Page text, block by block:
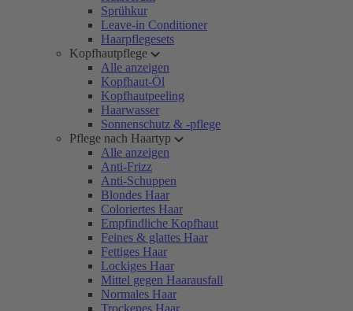
Sprühkur
Leave-in Conditioner
Haarpflegesets
Kopfhautpflege
Alle anzeigen
Kopfhaut-Öl
Kopfhautpeeling
Haarwasser
Sonnenschutz & -pflege
Pflege nach Haartyp
Alle anzeigen
Anti-Frizz
Anti-Schuppen
Blondes Haar
Coloriertes Haar
Empfindliche Kopfhaut
Feines & glattes Haar
Fettiges Haar
Lockiges Haar
Mittel gegen Haarausfall
Normales Haar
Trockenes Haar